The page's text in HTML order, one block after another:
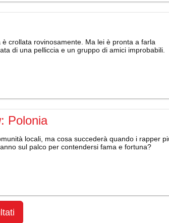
è crollata rovinosamente. Ma lei è pronta a farla
di una pelliccia e un gruppo di amici improbabili.
Polonia
locali, ma cosa succederà quando i rapper
sul palco per contendersi fama e fortuna?